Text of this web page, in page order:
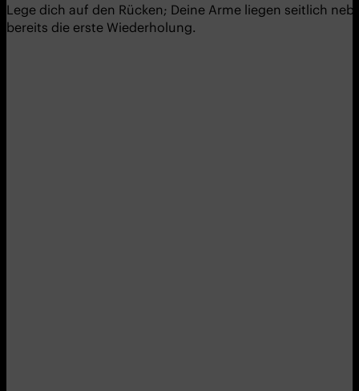
Lege dich auf den Rücken; Deine Arme liegen seitlich
bereits die erste Wiederholung.